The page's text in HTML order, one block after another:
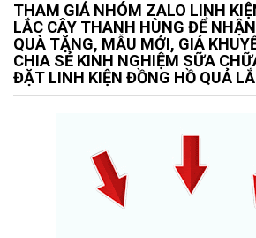
THAM GIÁ NHÓM ZALO LINH
LẮC CÂY THANH HÙNG ĐỂ
QUÀ TẶNG, MẪU MỚI, GIÁ
CHIA SẺ KINH NGHIỆM SỮA
ĐẶT LINH KIỆN ĐỒNG HỒ QUẢ